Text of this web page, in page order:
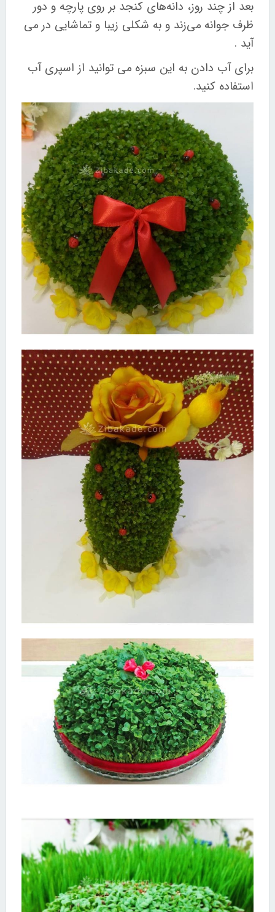
بعد از چند روز، دانه‌های کنجد بر روی پارچه و دور
ظرف جوانه می‌زند و به شکلی زیبا و تماشایی در می
آید .
برای آب دادن به این سبزه می توانید از اسپری آب
استفاده کنید.